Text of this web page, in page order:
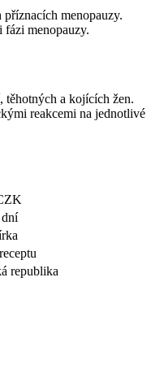
menopauzy.
menopauzy.
těhotných a kojících žen.
reakcemi na jednotlivé
republika